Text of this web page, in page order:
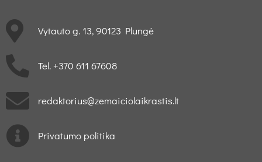
Vytauto g. 13, 90123 Plungė
Tel. +370 611 67608
redaktorius@zemaiciolaikrastis.lt
Privatumo politika